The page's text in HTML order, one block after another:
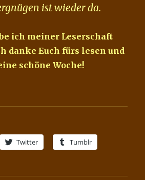
ist wieder da.
ich meiner Leserschaft
danke Euch fürs lesen und
schöne Woche!
Twitter Tumblr